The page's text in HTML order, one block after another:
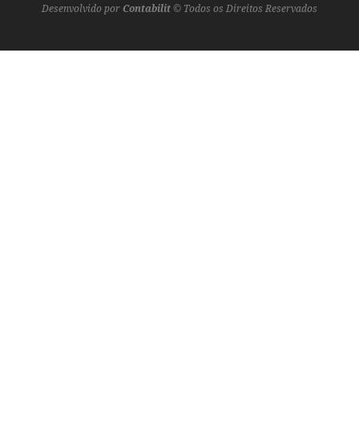
Desenvolvido por Contabilit© Todos os Direitos Reservados